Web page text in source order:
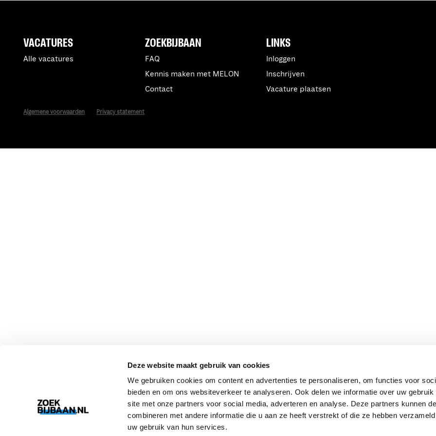
Deze website maakt gebruik van cookies
We gebruiken cookies om content en advertenties te personaliseren, om functies voor
bieden en om ons websiteverkeer te analyseren. Ook delen we informatie over uw gebruik
site met onze partners voor social media, adverteren en analyse. Deze partners kunnen
combineren met andere informatie die u aan ze heeft verstrekt of die ze hebben
uw gebruik van hun services.
LINKS
Inloggen
Inschrijven
Vacature plaatsen
ZOEKBIJBAAN
FAQ
Kennis maken met MELON
Contact
VACATURES
Alle vacatures
Algemene voorwaarden Privacy statement